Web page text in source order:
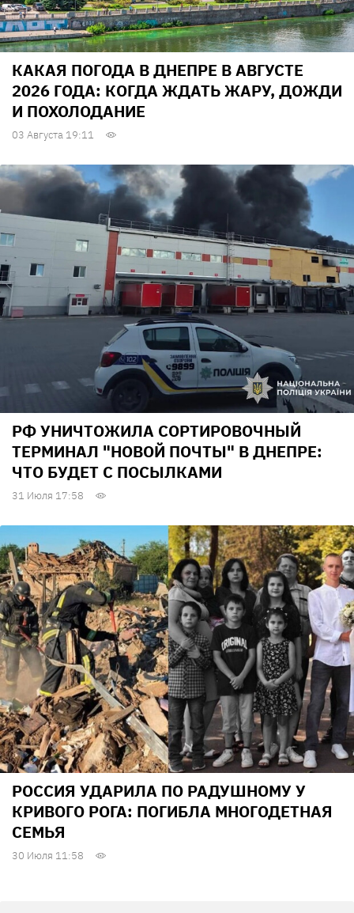
КАКАЯ ПОГОДА В ДНЕПРЕ В АВГУСТЕ
2026 ГОДА: КОГДА ЖДАТЬ ЖАРУ, ДОЖДИ
И ПОХОЛОДАНИЕ
03 Августа 19:11
РФ УНИЧТОЖИЛА СОРТИРОВОЧНЫЙ
ТЕРМИНАЛ "НОВОЙ ПОЧТЫ" В ДНЕПРЕ:
ЧТО БУДЕТ С ПОСЫЛКАМИ
31 Июля 17:58
РОССИЯ УДАРИЛА ПО РАДУШНОМУ У
КРИВОГО РОГА: ПОГИБЛА МНОГОДЕТНАЯ
СЕМЬЯ
30 Июля 11:58